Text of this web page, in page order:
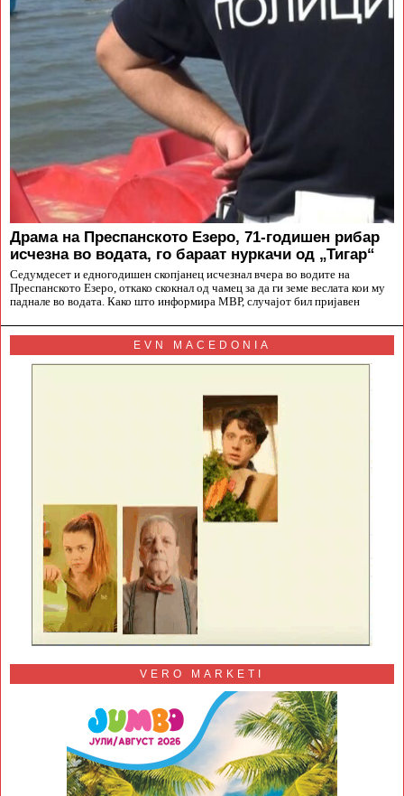
Драма на Преспанското Езеро, 71-годишен рибар
исчезна во водата, го бараат нуркачи од „Тигар“
Седумдесет и едногодишен скопјанец исчезнал вчера во водите на
Преспанското Езеро, откако скокнал од чамец за да ги земе веслата кои му
паднале во водата. Како што информира МВР, случајот бил пријавен
EVN MACEDONIA
VERO MARKETI